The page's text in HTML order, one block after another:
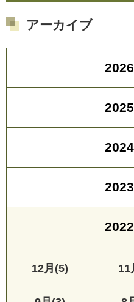
アーカイブ
12月(5) 11